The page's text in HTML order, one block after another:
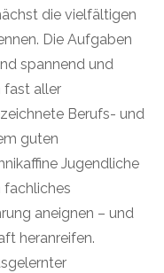
die vielfältigen
Die Aufgaben
spannend und
fast aller
Berufs- und
guten
Jugendliche
fachliches
aneignen – und
heranreifen.